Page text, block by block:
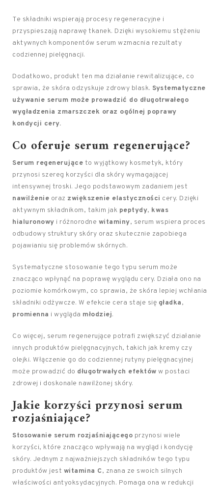
Te składniki wspierają procesy regeneracyjne i
przyspieszają naprawę tkanek. Dzięki wysokiemu stężeniu
aktywnych komponentów serum wzmacnia rezultaty
codziennej pielęgnacji.
Dodatkowo, produkt ten ma działanie rewitalizujące, co
sprawia, że skóra odzyskuje zdrowy blask. Systematyczne
używanie serum może prowadzić do długotrwałego
wygładzenia zmarszczek oraz ogólnej poprawy
kondycji cery.
Co oferuje serum regenerujące?
Serum regenerujące to wyjątkowy kosmetyk, który
przynosi szereg korzyści dla skóry wymagającej
intensywnej troski. Jego podstawowym zadaniem jest
nawilżenie oraz zwiększenie elastyczności cery. Dzięki
aktywnym składnikom, takim jak peptydy, kwas
hialuronowy i różnorodne witaminy, serum wspiera proces
odbudowy struktury skóry oraz skutecznie zapobiega
pojawianiu się problemów skórnych.
Systematyczne stosowanie tego typu serum może
znacząco wpłynąć na poprawę wyglądu cery. Działa ono na
poziomie komórkowym, co sprawia, że skóra lepiej wchłania
składniki odżywcze. W efekcie cera staje się gładka,
promienna i wygląda młodziej.
Co więcej, serum regenerujące potrafi zwiększyć działanie
innych produktów pielęgnacyjnych, takich jak kremy czy
olejki. Włączenie go do codziennej rutyny pielęgnacyjnej
może prowadzić do długotrwałych efektów w postaci
zdrowej i doskonale nawilżonej skóry.
Jakie korzyści przynosi serum
rozjaśniające?
Stosowanie serum rozjaśniającego przynosi wiele
korzyści, które znacząco wpływają na wygląd i kondycję
skóry. Jednym z najważniejszych składników tego typu
produktów jest witamina C, znana ze swoich silnych
właściwości antyoksydacyjnych. Pomaga ona w redukcji